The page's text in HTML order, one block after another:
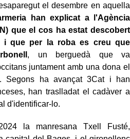
el desembre en aquella
han explicat a l'Agència
que el cos ha estat descobert
i que per la roba es creu que
, un berguedà que va
juntament amb una dona el
Segons ha avançat 3Cat i han
han traslladat el cadàver a
d'identificar-lo.
la manresana Txell Fusté,